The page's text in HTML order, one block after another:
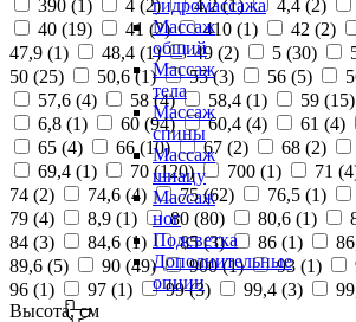
гидромассажа
Массаж
общий
Массаж
тела
Массаж
спины
Массаж
шиацу
Массаж
ног
Подсветка
Дополнительные
опции
390 (1) 4 (2) 4,2 (1) 4,4 (2)
40 (19) 41 (2) 410 (1) 42 (2)
47,9 (1) 48,4 (1) 49 (2) 5 (30)
50 (25) 50,6 (1) 55 (3) 56 (5)
57,6 (4) 58 (4) 58,4 (1) 59 (15)
6,8 (1) 60 (94) 60,4 (4) 61 (4)
65 (4) 66 (10) 67 (2) 68 (2)
69,4 (1) 70 (120) 700 (1) 71 (4
74 (2) 74,6 (4) 75 (62) 76,5 (1)
79 (4) 8,9 (1) 80 (80) 80,6 (1)
84 (3) 84,6 (1) 85 (3) 86 (1)
89,6 (5) 90 (49) 900 (1) 93 (1)
96 (1) 97 (1) 99 (3) 99,4 (3)
Высота, см